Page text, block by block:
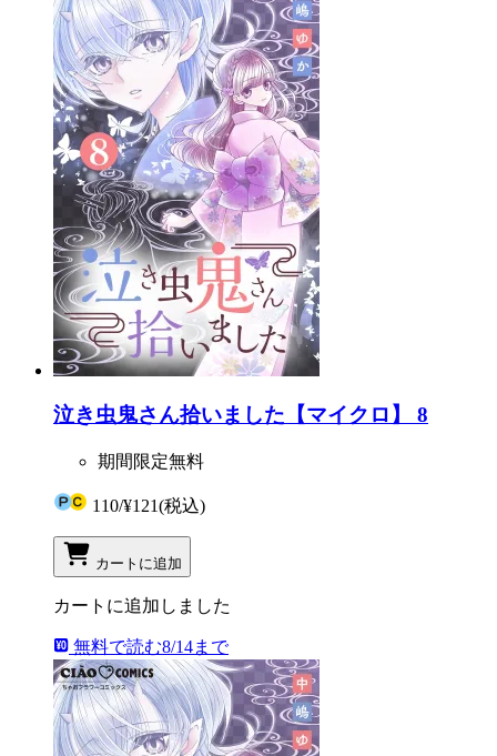
泣き虫鬼さん拾いました【マイクロ】 8
期間限定無料
110/¥121(税込)
カートに追加
カートに追加しました
無料で読む8/14まで